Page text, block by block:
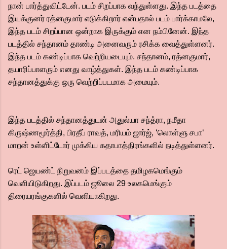
நான் பார்த்துவிட்டேன். படம் சிறப்பாக வந்துள்ளது. இந்த படத்தை
இயக்குனர் ரத்னகுமார் எடுக்கிறார் என்பதால் படம் பார்க்காமலே,
இந்த படம் சிறப்பான ஒன்றாக இருக்கும் என நம்பினேன். இந்த
படத்தில் சந்தானம் தாண்டி அனைவரும் ரசிக்க வைத்துள்ளனர்.
இந்த படம் கண்டிப்பாக வெற்றியடையும். சந்தானம், ரத்னகுமார்,
தயாரிப்பாளரும் எனது வாழ்த்துகள். இந்த படம் கண்டிப்பாக
சந்தானத்துக்கு ஒரு வெற்றிப்படமாக அமையும்.
இந்த படத்தில் சந்தானத்துடன் அதுல்யா சந்த்ரா, நமீதா
கிருஷ்ணமூர்த்தி, பிரதீப் ராவத், மரியம் ஜார்ஜ், ‘லொள்ளு சபா‘
மாறன் உள்ளிட்டோர் முக்கிய கதாபாத்திரங்களில் நடித்துள்ளனர்.
ரெட் ஜெயண்ட் நிறுவனம் இப்படத்தை தமிழகமெங்கும்
வெளியிடுகிறது. இப்படம் ஜூலை 29 உலகமெங்கும்
திரையரங்குகளில் வெளியாகிறது.